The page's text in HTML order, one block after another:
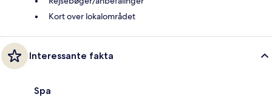
Kort over lokalområdet
Interessante fakta
Spa